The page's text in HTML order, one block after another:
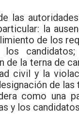
las
la
de los
de la terna de
civil y la
de las
como una
y los